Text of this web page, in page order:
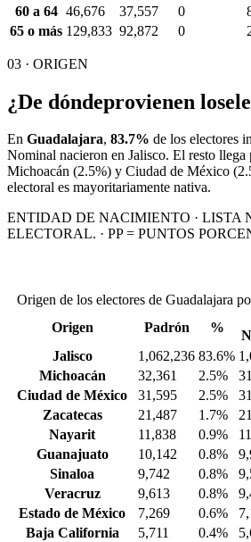
60 a 64 46,676 37,557 0
65 o más 129,833 92,872 0
03 · ORIGEN
¿De dóndeprovienen los
En Guadalajara, 83.7% de los electores
Nominal nacieron en Jalisco. El resto llega
Michoacán (2.5%) y Ciudad de México
electoral es mayoritariamente nativa.
ENTIDAD DE NACIMIENTO · LISTA
ELECTORAL. · PP = PUNTOS
Origen de los electores de Guadalajara
Origen
Padrón %
Jalisco
1,062,236 83.6%
Michoacán
32,361 2.5%
Ciudad de México
31,595 2.5%
Zacatecas
21,487 1.7%
Nayarit
11,838 0.9%
Guanajuato
10,142 0.8%
Sinaloa
9,742 0.8%
Veracruz
9,613 0.8%
Estado de México
7,269 0.6%
Baja California
5,711 0.4%